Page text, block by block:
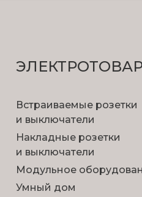
Встраиваемые розетки
и выключатели
Накладные розетки
и выключатели
Модульное
Умный дом